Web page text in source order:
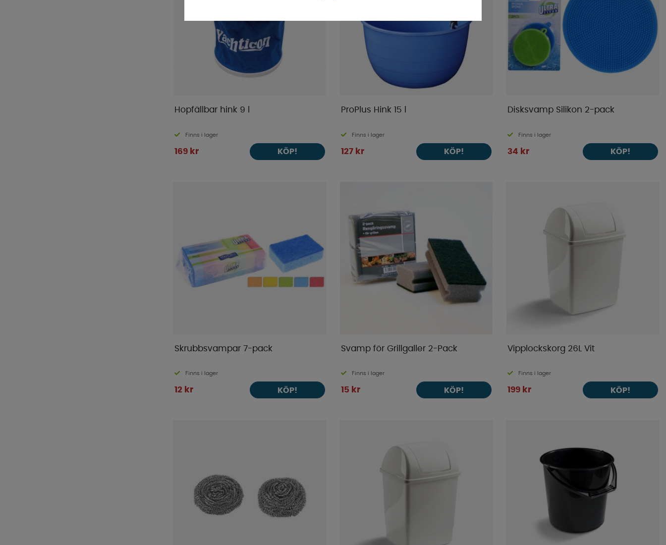
Hopfällbar hink 9 l
Finns i lager
169 kr KÖP!
ProPlus Hink 15 l
Finns i lager
127 kr KÖP!
Disksvamp Silikon 2-pack
Finns i lager
34 kr KÖP!
Skrubbsvampar 7-pack
Finns i lager
12 kr KÖP!
Svamp för Grillgaller 2-Pack
Finns i lager
15 kr KÖP!
Vipplockskorg 26L Vit
Finns i lager
199 kr KÖP!